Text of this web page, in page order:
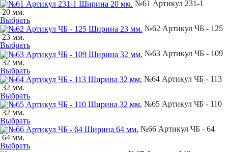
№61 Артикул 231-1
20 мм.
Выбрать
№62 Артикул ЧБ - 125
23 мм.
Выбрать
№63 Артикул ЧБ - 109
32 мм.
Выбрать
№64 Артикул ЧБ - 113
32 мм.
Выбрать
№65 Артикул ЧБ - 110
32 мм.
Выбрать
№66 Артикул ЧБ - 64
64 мм.
Выбрать